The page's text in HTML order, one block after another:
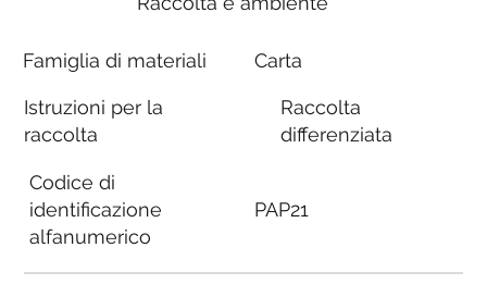
Famiglia di materiali
Istruzioni per la
raccolta
Codice di
identificazione
alfanumerico
Carta
Raccolta
differenziata
PAP21